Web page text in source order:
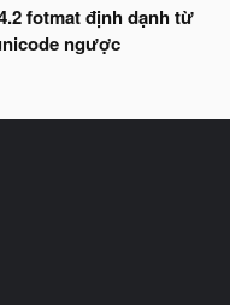
fotmat định dạnh từ
ngược